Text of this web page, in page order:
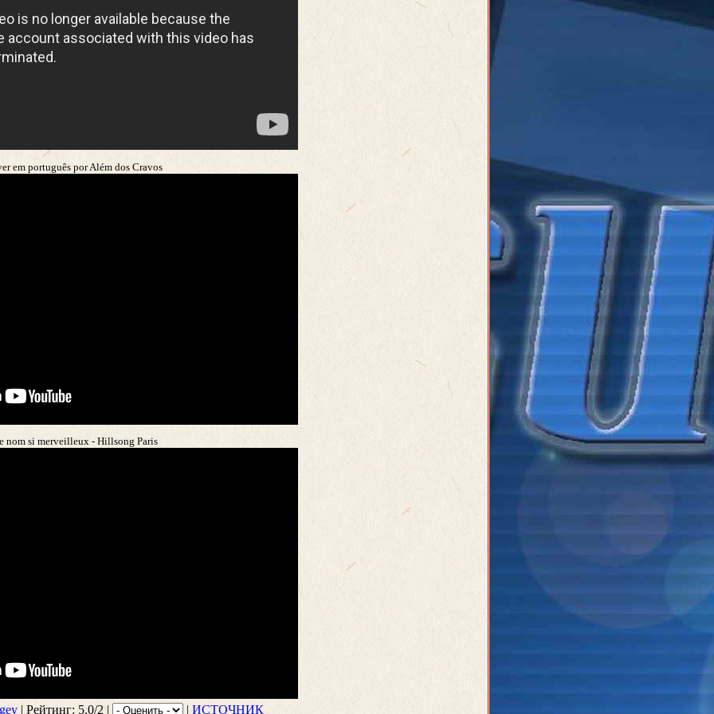
em português por Além dos Cravos
nom si merveilleux - Hillsong Paris
| Рейтинг: 5.0/2 | | ИСТОЧНИК